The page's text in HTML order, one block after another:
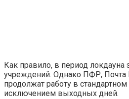
Как правило, в период локдауна
учреждений. Однако ПФР, Почта
продолжат работу в
исключением выходных дней.